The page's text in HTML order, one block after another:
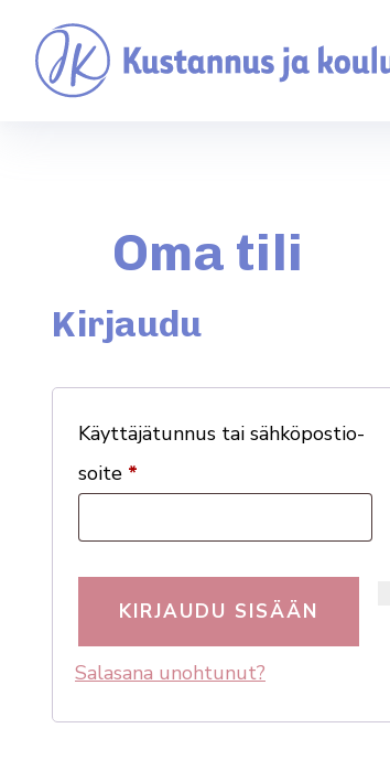
Oma tili
Kirjaudu
Käyt­tä­jä­tunnus tai säh­kö­pos­tio­
soite *
KIRJAUDU SISÄÄN
Salasana unoh­tunut?